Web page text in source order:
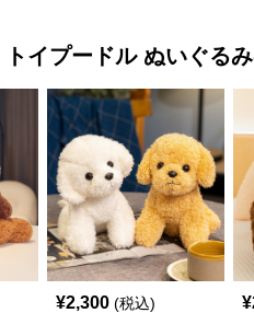
トイプードル ぬいぐるみ
¥2,300 (税込) ¥